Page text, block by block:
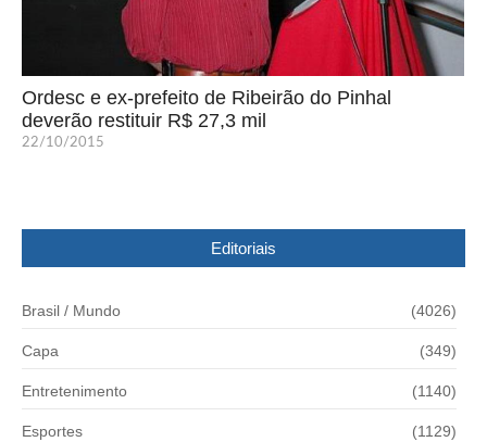
Ordesc e ex-prefeito de Ribeirão do Pinhal
deverão restituir R$ 27,3 mil
22/10/2015
Editoriais
Brasil / Mundo (4026)
Capa (349)
Entretenimento (1140)
Esportes (1129)